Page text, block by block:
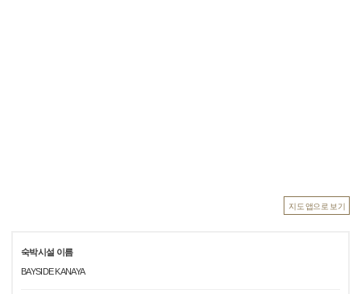
지도 앱으로 보기
숙박시설 이름
BAYSIDE KANAYA